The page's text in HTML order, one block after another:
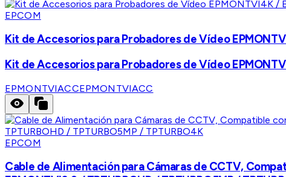
EPCOM
Kit de Accesorios para Probadores de Vídeo
Kit de Accesorios para Probadores de Vídeo
EPMONTVIACCEPMONTVIACC
EPCOM
Cable de Alimentación para Cámaras de CCTV,